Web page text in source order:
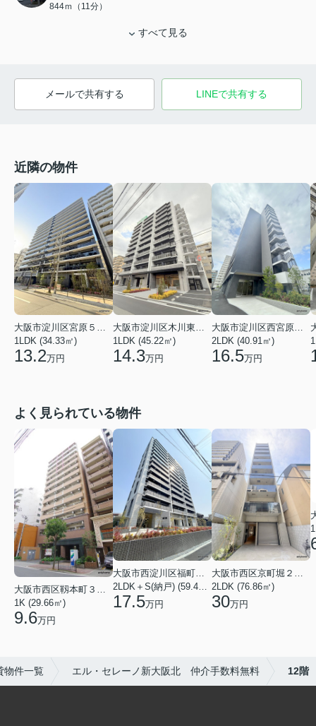
844ｍ（11分）
すべて見る
メールで共有する LINEで共有する
近隣の物件
大阪市淀川区宮原５丁目
1LDK (34.33㎡)
13.2万円
1LDK (45.22㎡)
14.3万円
大阪市淀川区西宮原２丁目
2LDK (40.91㎡)
16.5万円
よく見られている物件
大阪市西区靱本町３丁目
1K (29.66㎡)
9.6万円
17.5万円
2LDK (76.86㎡)
30万円
物件一覧 エル・セレーノ新大阪北 仲介手数料無料 12階